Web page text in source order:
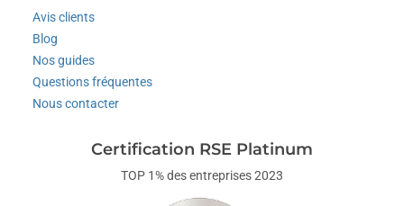
Avis clients
Blog
Nos guides
Questions fréquentes
Nous contacter
Certification RSE Platinum
TOP 1% des entreprises 2023